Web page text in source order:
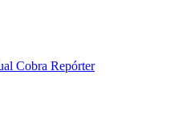
Cobra Repórter